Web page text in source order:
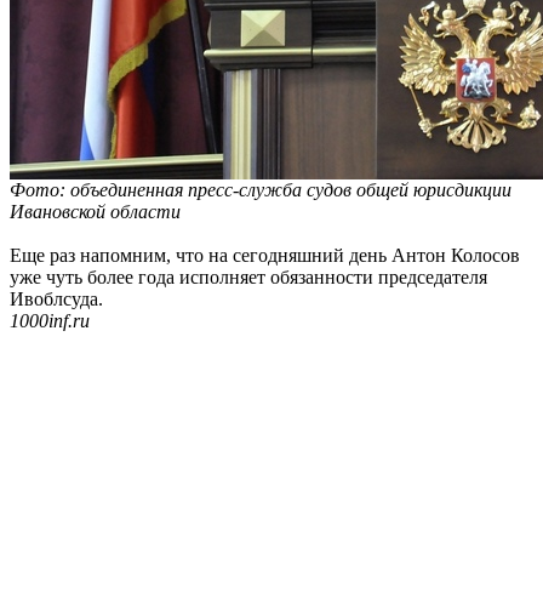
Фото: объединенная пресс-служба судов общей юрисдикции
Ивановской области
Еще раз напомним, что на сегодняшний день Антон Колосов
уже чуть более года исполняет обязанности председателя
Ивоблсуда.
1000inf.ru